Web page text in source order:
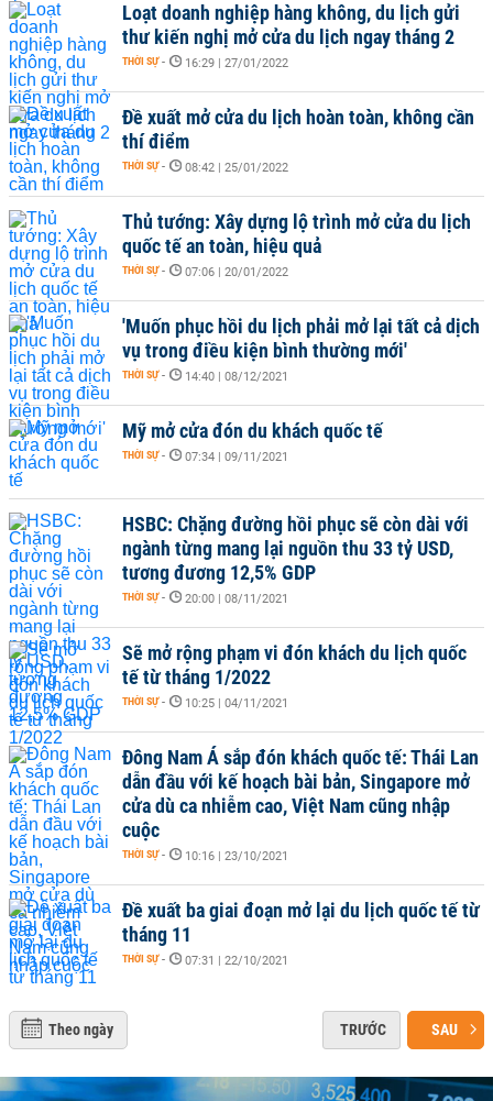
Loạt doanh nghiệp hàng không, du lịch gửi
thư kiến nghị mở cửa du lịch ngay tháng 2
THỜI SỰ - 16:29 | 27/01/2022
Đề xuất mở cửa du lịch hoàn toàn, không cần
thí điểm
THỜI SỰ - 08:42 | 25/01/2022
Thủ tướng: Xây dựng lộ trình mở cửa du lịch
quốc tế an toàn, hiệu quả
THỜI SỰ - 07:06 | 20/01/2022
'Muốn phục hồi du lịch phải mở lại tất cả dịch
vụ trong điều kiện bình thường mới'
THỜI SỰ - 14:40 | 08/12/2021
Mỹ mở cửa đón du khách quốc tế
THỜI SỰ - 07:34 | 09/11/2021
HSBC: Chặng đường hồi phục sẽ còn dài với
ngành từng mang lại nguồn thu 33 tỷ USD,
tương đương 12,5% GDP
THỜI SỰ - 20:00 | 08/11/2021
Sẽ mở rộng phạm vi đón khách du lịch quốc
tế từ tháng 1/2022
THỜI SỰ - 10:25 | 04/11/2021
Đông Nam Á sắp đón khách quốc tế: Thái Lan
dẫn đầu với kế hoạch bài bản, Singapore mở
cửa dù ca nhiễm cao, Việt Nam cũng nhập
cuộc
THỜI SỰ - 10:16 | 23/10/2021
Đề xuất ba giai đoạn mở lại du lịch quốc tế từ
tháng 11
THỜI SỰ - 07:31 | 22/10/2021
Theo ngày TRƯỚC SAU